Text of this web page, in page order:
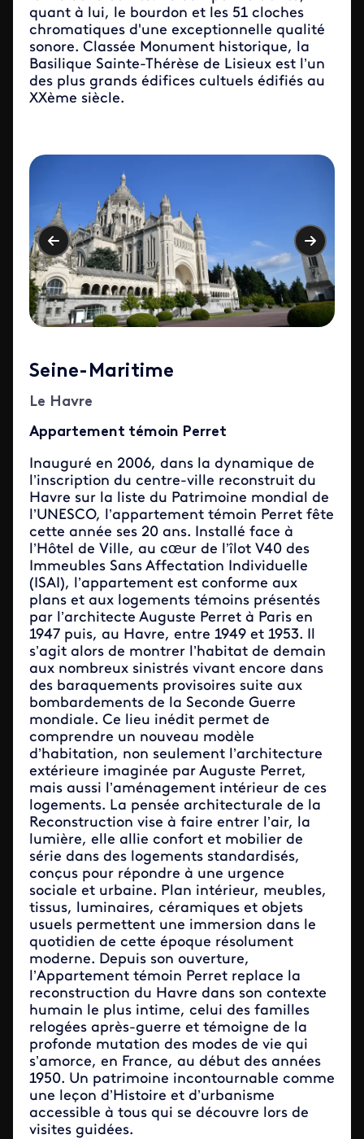
quant à lui, le bourdon et les 51 cloches
chromatiques d'une exceptionnelle qualité
sonore. Classée Monument historique, la
Basilique Sainte-Thérèse de Lisieux est l’un
des plus grands édifices cultuels édifiés au
XXème siècle.
Seine-Maritime
Le Havre
Appartement témoin Perret
Inauguré en 2006, dans la dynamique de
l’inscription du centre-ville reconstruit du
Havre sur la liste du Patrimoine mondial de
l’UNESCO, l’appartement témoin Perret fête
cette année ses 20 ans. Installé face à
l’Hôtel de Ville, au cœur de l’îlot V40 des
Immeubles Sans Affectation Individuelle
(ISAI), l’appartement est conforme aux
plans et aux logements témoins présentés
par l’architecte Auguste Perret à Paris en
1947 puis, au Havre, entre 1949 et 1953. Il
s’agit alors de montrer l’habitat de demain
aux nombreux sinistrés vivant encore dans
des baraquements provisoires suite aux
bombardements de la Seconde Guerre
mondiale. Ce lieu inédit permet de
comprendre un nouveau modèle
d’habitation, non seulement l’architecture
extérieure imaginée par Auguste Perret,
mais aussi l’aménagement intérieur de ces
logements. La pensée architecturale de la
Reconstruction vise à faire entrer l’air, la
lumière, elle allie confort et mobilier de
série dans des logements standardisés,
conçus pour répondre à une urgence
sociale et urbaine. Plan intérieur, meubles,
tissus, luminaires, céramiques et objets
usuels permettent une immersion dans le
quotidien de cette époque résolument
moderne. Depuis son ouverture,
l’Appartement témoin Perret replace la
reconstruction du Havre dans son contexte
humain le plus intime, celui des familles
relogées après-guerre et témoigne de la
profonde mutation des modes de vie qui
s’amorce, en France, au début des années
1950. Un patrimoine incontournable comme
une leçon d’Histoire et d’urbanisme
accessible à tous qui se découvre lors de
visites guidées.